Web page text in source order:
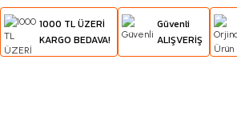
1000 TL ÜZERİ
KARGO BEDAVA!
Güvenli
ALIŞVERİŞ